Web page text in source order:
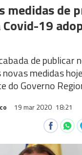
medidas de
19
de publicar
medidas
do Governo
19 mar 2020 18:21